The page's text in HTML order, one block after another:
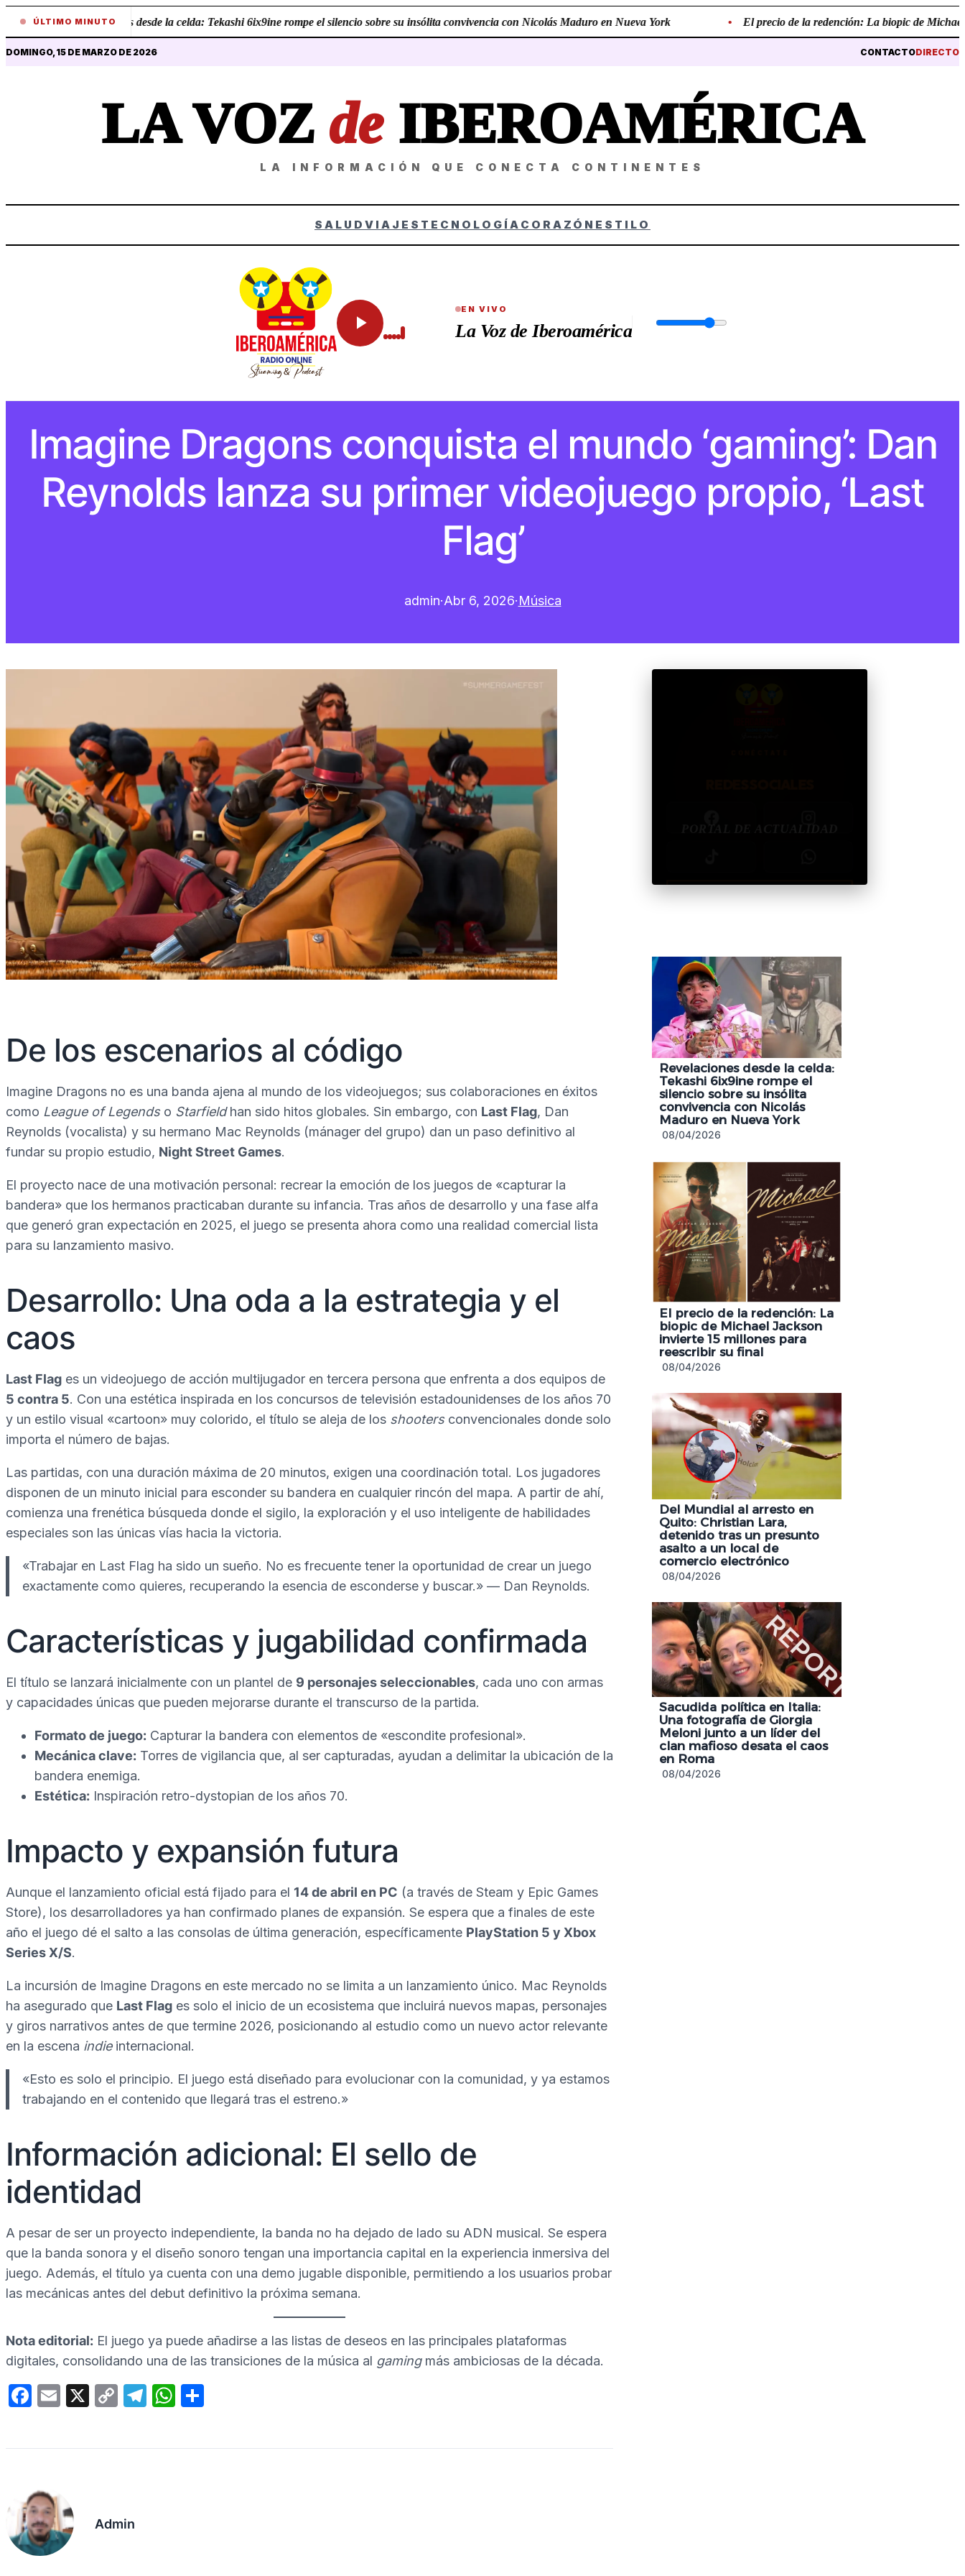
ÚLTIMO MINUTO
• Revelaciones desde la celda: Tekashi 6ix9ine rompe el silencio sobre su insólita convivencia con Nicolás Maduro en Nueva York El precio de la redención: La biopic de Michael
DOMINGO, 15 DE MARZO DE 2026 CONTACTODIRECTO
LA VOZ deIBEROAMÉRICA
LA INFORMACIÓN QUE CONECTA CONTINENTES
SALUD VIAJES TECNOLOGÍA CORAZÓN ESTILO
EN VIVO
La Voz de Iberoamérica
Imagine Dragons conquista el mundo ‘gaming’: Dan
Reynolds lanza su primer videojuego propio, ‘Last
Flag’
admin·Abr 6, 2026·Música
De los escenarios al código
Imagine Dragons no es una banda ajena al mundo de los videojuegos; sus colaboraciones en éxitos
como League of Legendso Starfieldhan sido hitos globales. Sin embargo, con Last Flag, Dan
Reynolds (vocalista) y su hermano Mac Reynolds (mánager del grupo) dan un paso definitivo al
fundar su propio estudio, Night Street Games.
El proyecto nace de una motivación personal: recrear la emoción de los juegos de «capturar la
bandera» que los hermanos practicaban durante su infancia. Tras años de desarrollo y una fase alfa
que generó gran expectación en 2025, el juego se presenta ahora como una realidad comercial lista
para su lanzamiento masivo.
Desarrollo: Una oda a la estrategia y el
caos
Last Flag es un videojuego de acción multijugador en tercera persona que enfrenta a dos equipos de
5 contra 5. Con una estética inspirada en los concursos de televisión estadounidenses de los años 70
y un estilo visual «cartoon» muy colorido, el título se aleja de los shootersconvencionales donde solo
importa el número de bajas.
Las partidas, con una duración máxima de 20 minutos, exigen una coordinación total. Los jugadores
disponen de un minuto inicial para esconder su bandera en cualquier rincón del mapa. A partir de ahí,
comienza una frenética búsqueda donde el sigilo, la exploración y el uso inteligente de habilidades
especiales son las únicas vías hacia la victoria.
«Trabajar en Last Flag ha sido un sueño. No es frecuente tener la oportunidad de crear un juego
exactamente como quieres, recuperando la esencia de esconderse y buscar.» — Dan Reynolds.
Características y jugabilidad confirmada
El título se lanzará inicialmente con un plantel de 9 personajes seleccionables, cada uno con armas
y capacidades únicas que pueden mejorarse durante el transcurso de la partida.
Formato de juego: Capturar la bandera con elementos de «escondite profesional».
Mecánica clave: Torres de vigilancia que, al ser capturadas, ayudan a delimitar la ubicación de la
bandera enemiga.
Estética: Inspiración retro-dystopian de los años 70.
Impacto y expansión futura
Aunque el lanzamiento oficial está fijado para el 14 de abril en PC (a través de Steam y Epic Games
Store), los desarrolladores ya han confirmado planes de expansión. Se espera que a finales de este
año el juego dé el salto a las consolas de última generación, específicamente PlayStation 5 y Xbox
Series X/S.
La incursión de Imagine Dragons en este mercado no se limita a un lanzamiento único. Mac Reynolds
ha asegurado que Last Flag es solo el inicio de un ecosistema que incluirá nuevos mapas, personajes
y giros narrativos antes de que termine 2026, posicionando al estudio como un nuevo actor relevante
en la escena indieinternacional.
«Esto es solo el principio. El juego está diseñado para evolucionar con la comunidad, y ya estamos
trabajando en el contenido que llegará tras el estreno.»
Información adicional: El sello de
identidad
A pesar de ser un proyecto independiente, la banda no ha dejado de lado su ADN musical. Se espera
que la banda sonora y el diseño sonoro tengan una importancia capital en la experiencia inmersiva del
juego. Además, el título ya cuenta con una demo jugable disponible, permitiendo a los usuarios probar
las mecánicas antes del debut definitivo la próxima semana.
Nota editorial: El juego ya puede añadirse a las listas de deseos en las principales plataformas
digitales, consolidando una de las transiciones de la música al gamingmás ambiciosas de la década.
F
c
b
o
o
k
E
ail
X
C
p
k
T
e
W
at m
Admin
CONTACTAR
Revelaciones desde la celda:
Tekashi 6ix9ine rompe el
silencio sobre su insólita
convivencia con Nicolás
Maduro en Nueva York
08/04/2026
El precio de la redención: La
biopic de Michael Jackson
invierte 15 millones para
reescribir su final
08/04/2026
Del Mundial al arresto en
Quito: Christian Lara,
detenido tras un presunto
asalto a un local de
comercio electrónico
08/04/2026
Sacudida política en Italia:
Una fotografía de Giorgia
Meloni junto a un líder del
clan mafioso desata el caos
en Roma
08/04/2026